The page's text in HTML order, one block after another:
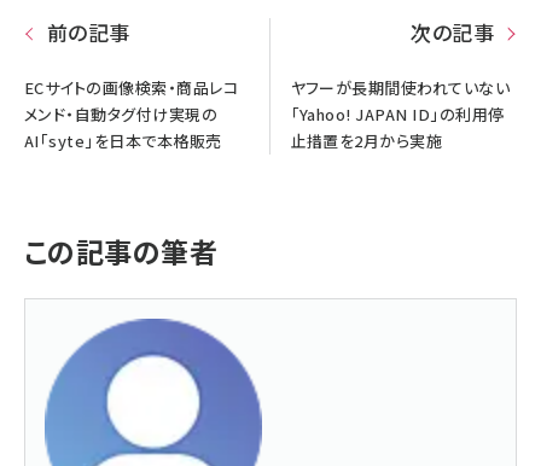
前の記事
ECサイトの画像検索・商品レコ
メンド・自動タグ付け実現の
AI「syte」を日本で本格販売
次の記事
ヤフーが長期間使われていない
「Yahoo! JAPAN ID」の利用停
止措置を2月から実施
この記事の筆者